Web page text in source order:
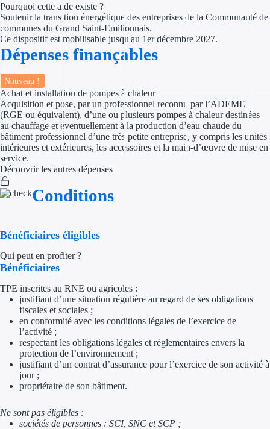
Exonération
Prêt
Prêt
Aides
Aides
Tous les
Pourquoi cette aide existe ?
Soutenir la transition énergétique des entreprises de la Communauté de
communes du Grand Saint-Emilionnais.
Ce dispositif est mobilisable jusqu'au 1er décembre 2027.
Dépenses finançables
Nouveau !
Achat et installation de pompes à chaleur
Acquisition et pose, par un professionnel reconnu par l’ADEME
(RGE ou équivalent), d’une ou plusieurs pompes à chaleur destinées
au chauffage et éventuellement à la production d’eau chaude du
bâtiment professionnel d’une très petite entreprise, y compris les unités
intérieures et extérieures, les accessoires et la main-d’œuvre de mise en
service.
Découvrir les autres dépenses
Conditions
Bénéficiaires éligibles
Qui peut en profiter ?
Bénéficiaires
TPE inscrites au RNE ou agricoles :
justifiant d’une situation régulière au regard de ses obligations
fiscales et sociales ;
en conformité avec les conditions légales de l’exercice de
l’activité ;
respectant les obligations légales et règlementaires envers la
protection de l’environnement ;
justifiant d’un contrat d’assurance pour l’exercice de son activité à
jour ;
propriétaire de son bâtiment.
Ne sont pas éligibles :
sociétés de personnes : SCI, SNC et SCP ;